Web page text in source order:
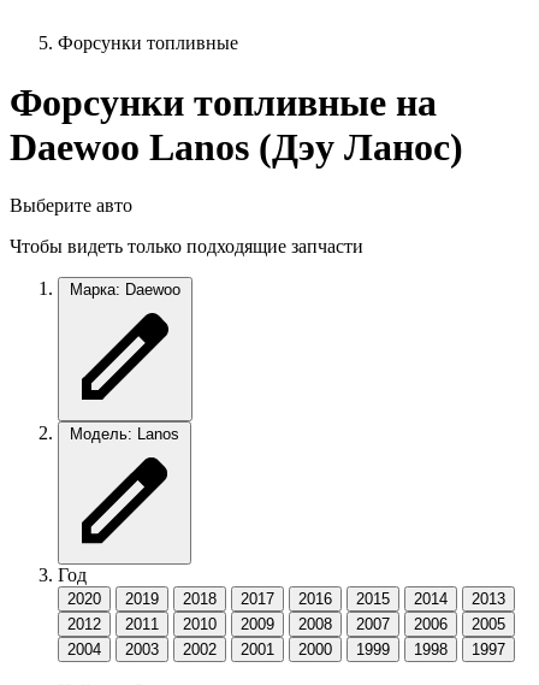
Форсунки топливные
Форсунки топливные на
Daewoo Lanos (Дэу Ланос)
Выберите авто
Чтобы видеть только подходящие запчасти
Марка: Daewoo
Модель: Lanos
Год
2020 2019 2018 2017 2016 2015 2014
2013
2012
2011 2010 2009 2008 2007 2006
2005
2004
2003 2002 2001 2000 1999 1998 1997